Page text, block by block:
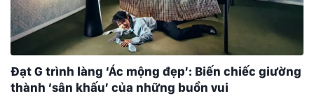
Đạt G trình làng ‘Ác mộng đẹp’: Biến chiếc giường
thành ‘sân khấu’ của những buồn vui